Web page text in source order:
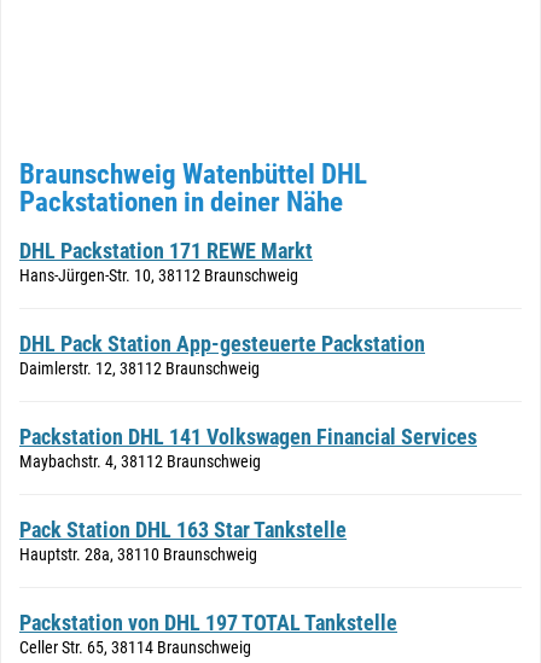
Braunschweig Watenbüttel DHL
Packstationen in deiner Nähe
DHL Packstation 171 REWE Markt
Hans-Jürgen-Str. 10, 38112 Braunschweig
DHL Pack Station App-gesteuerte Packstation
Daimlerstr. 12, 38112 Braunschweig
Packstation DHL 141 Volkswagen Financial Services
Maybachstr. 4, 38112 Braunschweig
Pack Station DHL 163 Star Tankstelle
Hauptstr. 28a, 38110 Braunschweig
Packstation von DHL 197 TOTAL Tankstelle
Celler Str. 65, 38114 Braunschweig